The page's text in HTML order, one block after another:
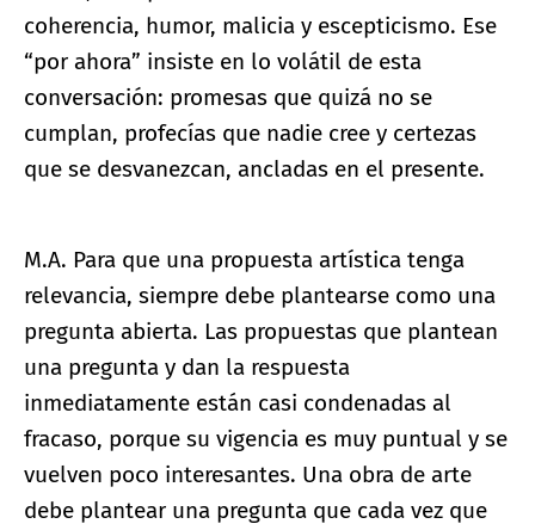
coherencia, humor, malicia y escepticismo. Ese
“por ahora” insiste en lo volátil de esta
conversación: promesas que quizá no se
cumplan, profecías que nadie cree y certezas
que se desvanezcan, ancladas en el presente.
M.A. Para que una propuesta artística tenga
relevancia, siempre debe plantearse como una
pregunta abierta. Las propuestas que plantean
una pregunta y dan la respuesta
inmediatamente están casi condenadas al
fracaso, porque su vigencia es muy puntual y se
vuelven poco interesantes. Una obra de arte
debe plantear una pregunta que cada vez que